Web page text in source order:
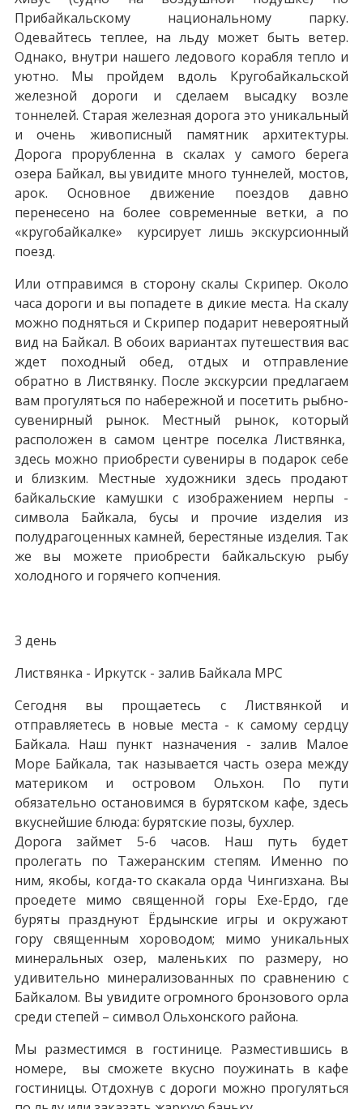
Прибайкальскому национальному парку.
Одевайтесь теплее, на льду может быть ветер.
Однако, внутри нашего ледового корабля тепло и
уютно. Мы пройдем вдоль Кругобайкальской
железной дороги и сделаем высадку возле
тоннелей. Старая железная дорога это уникальный
и очень живописный памятник архитектуры.
Дорога прорубленна в скалах у самого берега
озера Байкал, вы увидите много туннелей, мостов,
арок. Основное движение поездов давно
перенесено на более современные ветки, а по
«кругобайкалке» курсирует лишь экскурсионный
поезд.
Или отправимся в сторону скалы Скрипер. Около
часа дороги и вы попадете в дикие места. На скалу
можно подняться и Скрипер подарит невероятный
вид на Байкал. В обоих вариантах путешествия вас
ждет походный обед, отдых и отправление
обратно в Листвянку. После экскурсии предлагаем
вам прогуляться по набережной и посетить рыбно-
сувенирный рынок. Местный рынок, который
расположен в самом центре поселка Листвянка,
здесь можно приобрести сувениры в подарок себе
и близким. Местные художники здесь продают
байкальские камушки с изображением нерпы -
символа Байкала, бусы и прочие изделия из
полудрагоценных камней, берестяные изделия. Так
же вы можете приобрести байкальскую рыбу
холодного и горячего копчения.
3 день
Листвянка - Иркутск - залив Байкала МРС
Сегодня вы прощаетесь с Листвянкой и
отправляетесь в новые места - к самому сердцу
Байкала. Наш пункт назначения - залив Малое
Море Байкала, так называется часть озера между
материком и островом Ольхон. По пути
обязательно остановимся в бурятском кафе, здесь
вкуснейшие блюда: бурятские позы, бухлер.
Дорога займет 5-6 часов. Наш путь будет
пролегать по Тажеранским степям. Именно по
ним, якобы, когда-то скакала орда Чингизхана. Вы
проедете мимо священной горы Ехе-Ердо, где
буряты празднуют Ёрдынские игры и окружают
гору священным хороводом; мимо уникальных
минеральных озер, маленьких по размеру, но
удивительно минерализованных по сравнению с
Байкалом. Вы увидите огромного бронзового орла
среди степей – символ Ольхонского района.
Мы разместимся в гостинице. Разместившись в
номере, вы сможете вкусно поужинать в кафе
гостиницы. Отдохнув с дороги можно прогуляться